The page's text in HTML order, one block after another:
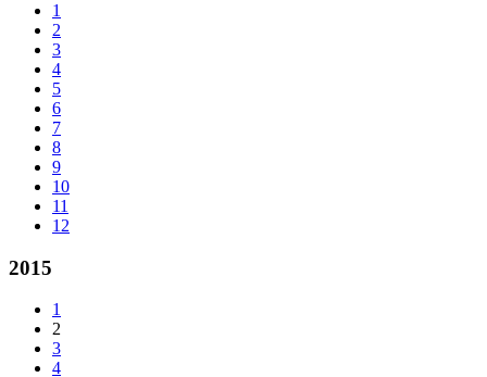
1
2
3
4
5
6
7
8
9
10
11
12
2015
1
2
3
4